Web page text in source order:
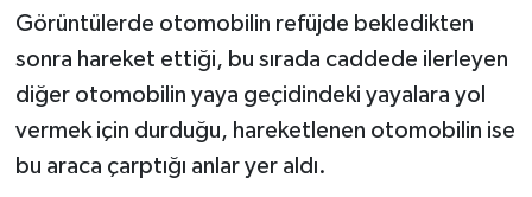
Görüntülerde otomobilin refüjde bekledikten
sonra hareket ettiği, bu sırada caddede ilerleyen
diğer otomobilin yaya geçidindeki yayalara yol
vermek için durduğu, hareketlenen otomobilin ise
bu araca çarptığı anlar yer aldı.
SİYASET
SPOR HABERLERİ
TEKNOLOJİ